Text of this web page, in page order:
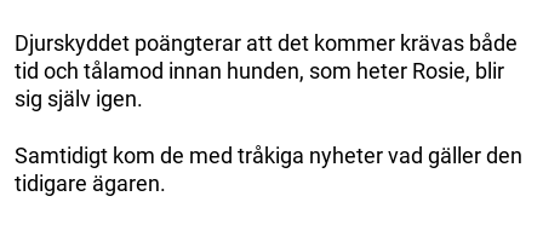
Djurskyddet poängterar att det kommer krävas både
tid och tålamod innan hunden, som heter Rosie, blir
sig själv igen.
Samtidigt kom de med tråkiga nyheter vad gäller den
tidigare ägaren.